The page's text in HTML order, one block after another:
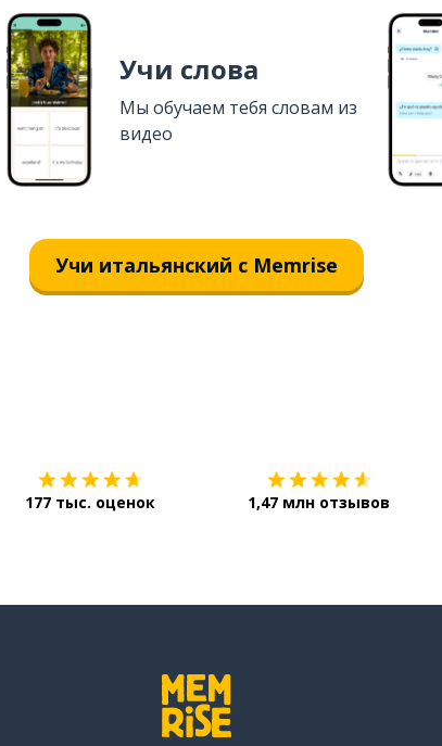
Учи слова
Мы обучаем тебя словам из
видео
Учи итальянский с Memrise
177 тыс. оценок 1,47 млн отзывов